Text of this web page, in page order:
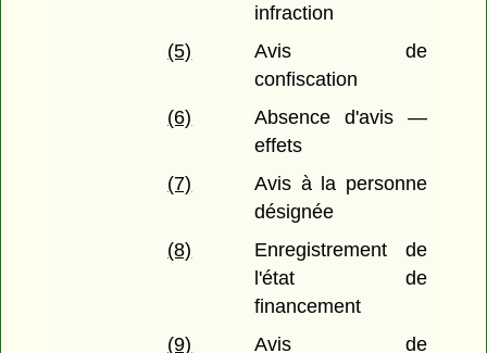
infraction
(5)
Avis de
confiscation
(6)
Absence d'avis —
effets
(7)
Avis à la personne
désignée
(8)
Enregistrement de
l'état de
financement
(9)
Avis de